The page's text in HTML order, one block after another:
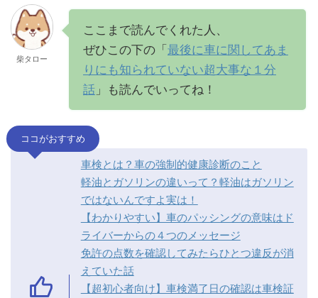
柴タロー
ここまで読んでくれた人、
ぜひこの下の「最後に車に関してあま
りにも知られていない超大事な１分
話 」も読んでいってね！
ココがおすすめ
車検とは？車の強制的健康診断のこと
軽油とガソリンの違いって？軽油はガソリン
ではないんですよ実は！
【わかりやすい】車のパッシングの意味はド
ライバーからの４つのメッセージ
免許の点数を確認してみたらひとつ違反が消
えていた話
【超初心者向け】車検満了日の確認は車検証